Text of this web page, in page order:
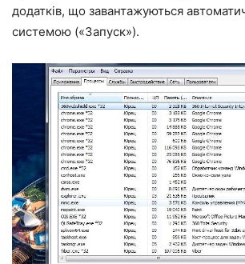
додатків, що завантажуються
системою («Запуск»).